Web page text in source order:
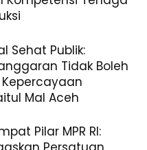
Sehat Publik:
Tidak Boleh
Mal Aceh
Pilar MPR RI: